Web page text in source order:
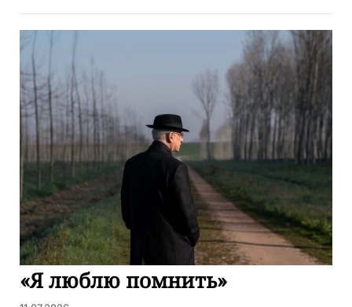
«Я люблю помнить»